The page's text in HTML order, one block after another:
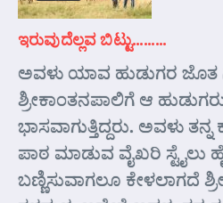
ಇರುವುದೆಲ್ಲವ ಬಿಟ್ಟು………
ಅವಳು ಯಾವ ಹುಡುಗರ
ಶ್ರೀಕಾಂತನಪಾಲಿಗೆ ಆ
ಭಾಸವಾಗುತ್ತಿದ್ದರು. ಅವಳು
ಪಾಠ ಮಾಡುವ ವೈಖರಿ ಸ್ಟೈಲು
ಬಣ್ಣಿಸುವಾಗಲೂ ಕೇಳಲಾಗದೆ